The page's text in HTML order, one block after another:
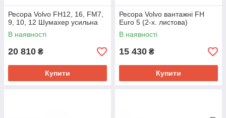
Ресора Volvo FH12, 16, FM7,
9, 10, 12 Шумахер усильна
В наявності
20 810 ₴
Купити
Ресора Volvo вантажні FH
Euro 5 (2-х. листова)
В наявності
15 430 ₴
Купити